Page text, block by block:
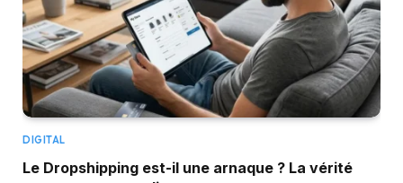
DIGITAL
Le Dropshipping est-il une arnaque ? La vérité